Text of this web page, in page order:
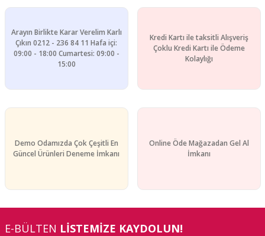
Arayın Birlikte Karar Verelim Karlı
Çıkın 0212 - 236 84 11 Hafa içi:
09:00 - 18:00 Cumartesi: 09:00 -
15:00
Kredi Kartı ile taksitli Alışveriş
Çoklu Kredi Kartı ile Ödeme
Kolaylığı
Demo Odamızda Çok Çeşitli En
Güncel Ürünleri Deneme İmkanı
Online Öde Mağazadan Gel Al
İmkanı
E-BÜLTEN LİSTEMİZE KAYDOLUN!